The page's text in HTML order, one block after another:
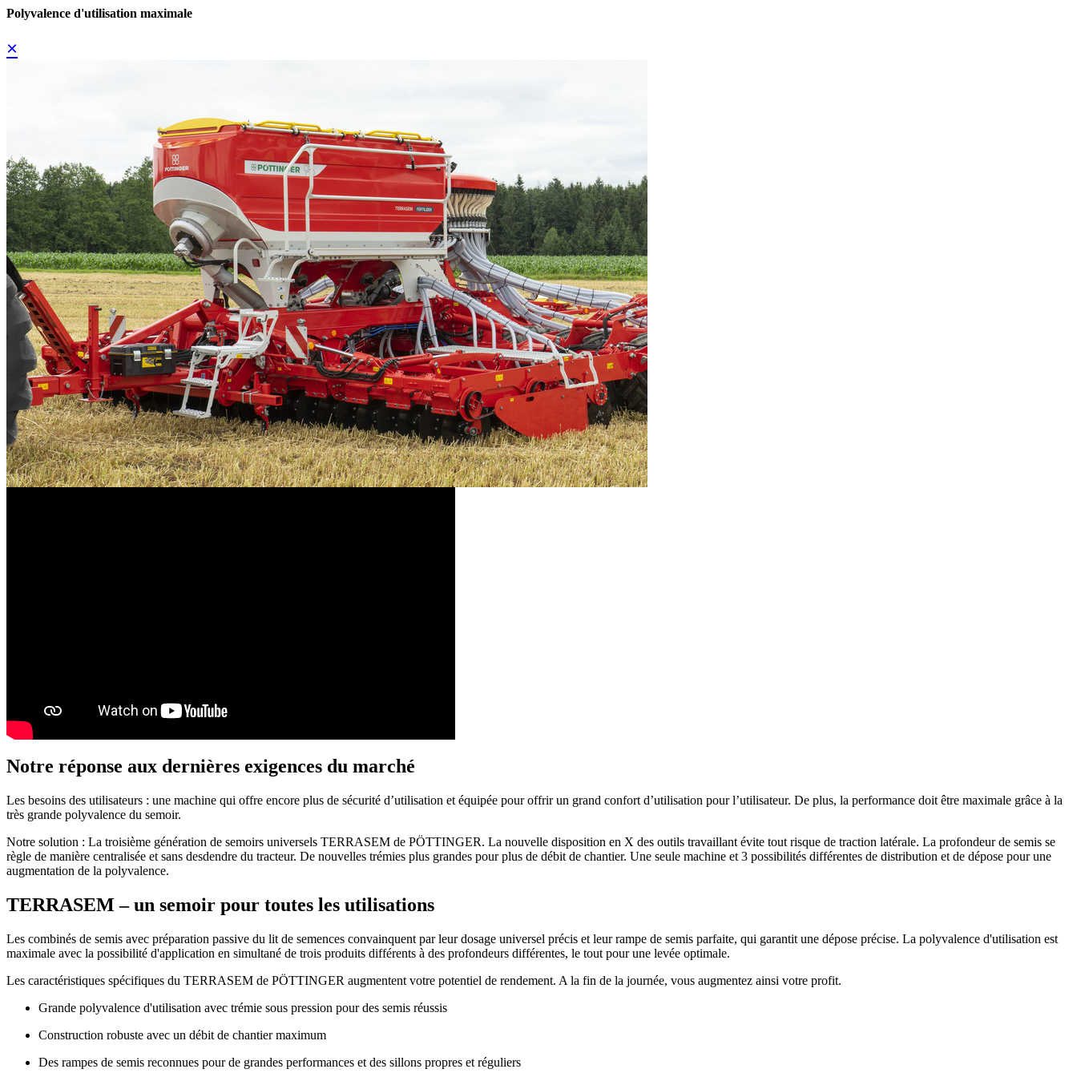
Polyvalence d'utilisation maximale
×
Notre réponse aux dernières exigences du marché
Les besoins des utilisateurs : une machine qui offre encore plus de sécurité d’utilisation et équipée pour offrir un grand confort d’utilisation pour l’utilisateur. De plus, la performance doit être maximale grâce à la
très grande polyvalence du semoir.
Notre solution : La troisième génération de semoirs universels TERRASEM de PÖTTINGER. La nouvelle disposition en X des outils travaillant évite tout risque de traction latérale. La profondeur de semis se
règle de manière centralisée et sans desdendre du tracteur. De nouvelles trémies plus grandes pour plus de débit de chantier. Une seule machine et 3 possibilités différentes de distribution et de dépose pour une
augmentation de la polyvalence.
TERRASEM – un semoir pour toutes les utilisations
Les combinés de semis avec préparation passive du lit de semences convainquent par leur dosage universel précis et leur rampe de semis parfaite, qui garantit une dépose précise. La polyvalence d'utilisation est
maximale avec la possibilité d'application en simultané de trois produits différents à des profondeurs différentes, le tout pour une levée optimale.
Les caractéristiques spécifiques du TERRASEM de PÖTTINGER augmentent votre potentiel de rendement. A la fin de la journée, vous augmentez ainsi votre profit.
Grande polyvalence d'utilisation avec trémie sous pression pour des semis réussis
Construction robuste avec un débit de chantier maximum
Des rampes de semis reconnues pour de grandes performances et des sillons propres et réguliers